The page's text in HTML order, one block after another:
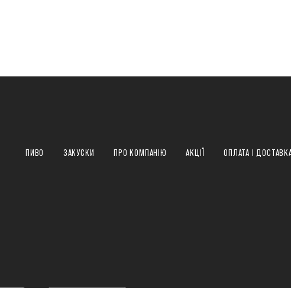
ПИВО ЗАКУСКИ ПРО КОМПАНІЮ АКЦІЇ ОПЛАТА І